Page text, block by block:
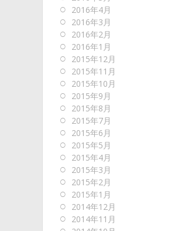
2016年4月
2016年3月
2016年2月
2016年1月
2015年12月
2015年11月
2015年10月
2015年9月
2015年8月
2015年7月
2015年6月
2015年5月
2015年4月
2015年3月
2015年2月
2015年1月
2014年12月
2014年11月